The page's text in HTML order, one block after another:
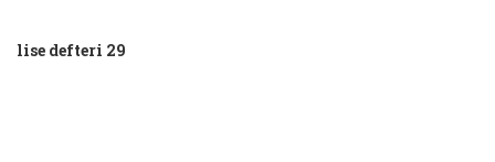
lise defteri 29